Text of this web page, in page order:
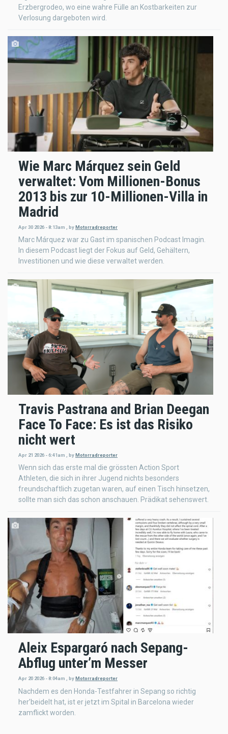
Erzbergrodeo, wo eine wahre Fülle an Kostbarkeiten zur
Verlosung dargeboten wird.
Wie Marc Márquez sein Geld
verwaltet: Vom Millionen-Bonus
2013 bis zur 10-Millionen-Villa in
Madrid
Apr 30 2026 - 8:13am byMotorradreporter
Marc Márquez war zu Gast im spanischen Podcast Imagin.
In diesem Podcast liegt der Fokus auf Geld, Gehältern,
Investitionen und wie diese verwaltet werden.
Travis Pastrana and Brian Deegan
Face To Face: Es ist das Risiko
nicht wert
Apr 21 2026 - 6:41am byMotorradreporter
Wenn sich das erste mal die grössten Action Sport
Athleten, die sich in ihrer Jugend nichts besonders
freundschaftlich zugetan waren, auf einen Tisch hinsetzen,
sollte man sich das schon anschauen. Prädikat sehenswert.
Aleix Espargaró nach Sepang-
Abflug unter’m Messer
Apr 20 2026 - 8:04am byMotorradreporter
Nachdem es den Honda-Testfahrer in Sepang so richtig
her’beidelt hat, ist er jetzt im Spital in Barcelona wieder
zamflickt worden.